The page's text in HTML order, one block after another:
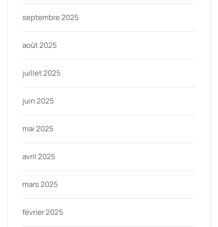
septembre 2025
août 2025
juillet 2025
juin 2025
mai 2025
avril 2025
mars 2025
février 2025